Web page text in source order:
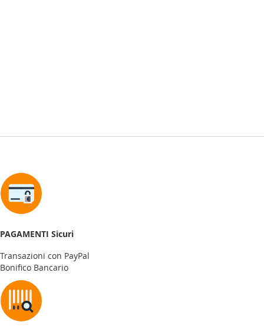
PAGAMENTI Sicuri
Transazioni con PayPal
Bonifico Bancario